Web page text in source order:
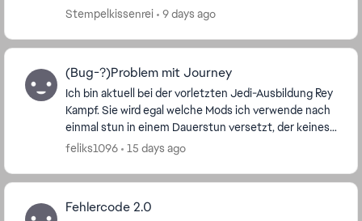
Stempelkissenrei
9 days ago
(Bug-?)Problem mit Journey
Ich bin aktuell bei der vorletzten Jedi-Ausbildung Rey
Kampf. Sie wird egal welche Mods ich verwende nach
einmal stun in einem Dauerstun versetzt, der keines
falls resetet wird nach ein paar Runden. ...
feliks1096 15 days ago
Fehlercode 2.0